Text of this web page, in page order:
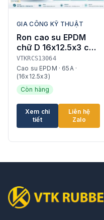
GIA CÔNG KỸ THUẬT
Ron cao su EPDM
chữ D 16x12.5x3 cửa
tủ điện tại Khánh
Hòa
VTKRCS13064
Cao su EPDM · 65A ·
(16x12.5x3)
Còn hàng
Xem chi
tiết
Liên hệ
Zalo